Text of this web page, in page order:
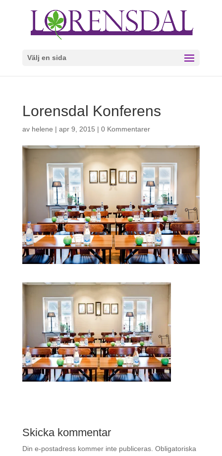
Välj en sida
Lorensdal Konferens
av helene | apr 9, 2015 | 0 Kommentarer
Skicka kommentar
Din e-postadress kommer inte publiceras. Obligatoriska